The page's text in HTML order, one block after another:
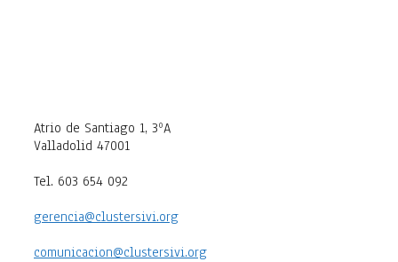
Atrio de Santiago 1, 3ºA
Valladolid 47001
Tel. 603 654 092
gerencia@clustersivi.org
comunicacion@clustersivi.org